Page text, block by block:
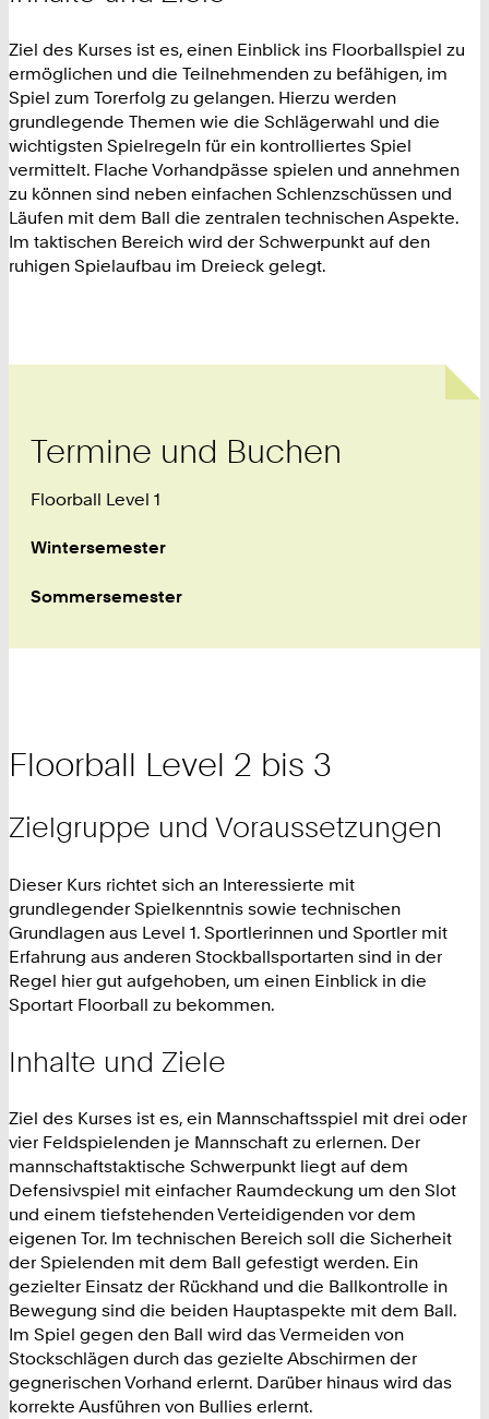
Ziel des Kurses ist es, einen Einblick ins Floorballspiel zu
ermöglichen und die Teilnehmenden zu befähigen, im
Spiel zum Torerfolg zu gelangen. Hierzu werden
grundlegende Themen wie die Schlägerwahl und die
wichtigsten Spielregeln für ein kontrolliertes Spiel
vermittelt. Flache Vorhandpässe spielen und annehmen
zu können sind neben einfachen Schlenzschüssen und
Läufen mit dem Ball die zentralen technischen Aspekte.
Im taktischen Bereich wird der Schwerpunkt auf den
ruhigen Spielaufbau im Dreieck gelegt.
Termine und Buchen
Floorball Level 1
Wintersemester
Sommersemester
Floorball Level 2 bis 3
Zielgruppe und Voraussetzungen
Dieser Kurs richtet sich an Interessierte mit
grundlegender Spielkenntnis sowie technischen
Grundlagen aus Level 1. Sportlerinnen und Sportler mit
Erfahrung aus anderen Stockballsportarten sind in der
Regel hier gut aufgehoben, um einen Einblick in die
Sportart Floorball zu bekommen.
Inhalte und Ziele
Ziel des Kurses ist es, ein Mannschaftsspiel mit drei oder
vier Feldspielenden je Mannschaft zu erlernen. Der
mannschaftstaktische Schwerpunkt liegt auf dem
Defensivspiel mit einfacher Raumdeckung um den Slot
und einem tiefstehenden Verteidigenden vor dem
eigenen Tor. Im technischen Bereich soll die Sicherheit
der Spielenden mit dem Ball gefestigt werden. Ein
gezielter Einsatz der Rückhand und die Ballkontrolle in
Bewegung sind die beiden Hauptaspekte mit dem Ball.
Im Spiel gegen den Ball wird das Vermeiden von
Stockschlägen durch das gezielte Abschirmen der
gegnerischen Vorhand erlernt. Darüber hinaus wird das
korrekte Ausführen von Bullies erlernt.